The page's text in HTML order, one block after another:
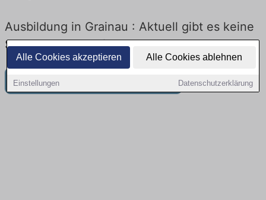
Alle Cookies akzeptieren Alle Cookies ablehnen
Einstellungen Datenschutzerklärung
Ausbildung in Grainau : Aktuell gibt es keine
Stellenangebote für Ausbildung in Grainau
Weitere Jobangebote in Grainau